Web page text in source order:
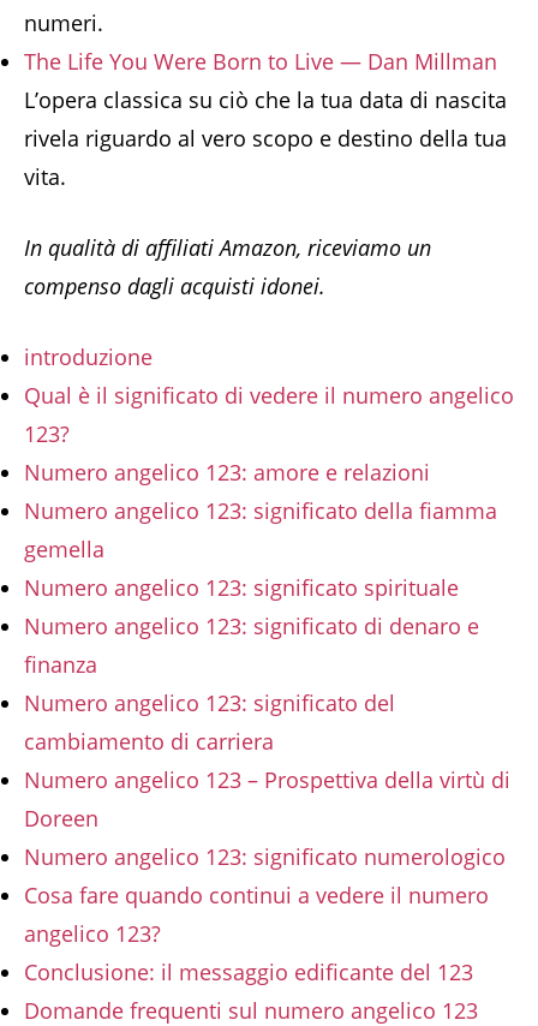
numeri.
The Life You Were Born to Live — Dan Millman
L’opera classica su ciò che la tua data di nascita
rivela riguardo al vero scopo e destino della tua
vita.
In qualità di affiliati Amazon, riceviamo un
compenso dagli acquisti idonei.
introduzione
Qual è il significato di vedere il numero angelico
123?
Numero angelico 123: amore e relazioni
Numero angelico 123: significato della fiamma
gemella
Numero angelico 123: significato spirituale
Numero angelico 123: significato di denaro e
finanza
Numero angelico 123: significato del
cambiamento di carriera
Numero angelico 123 – Prospettiva della virtù di
Doreen
Numero angelico 123: significato numerologico
Cosa fare quando continui a vedere il numero
angelico 123?
Conclusione: il messaggio edificante del 123
Domande frequenti sul numero angelico 123